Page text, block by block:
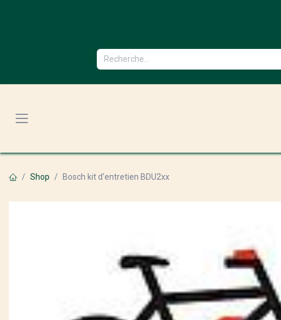
Shop Bosch kit d'entretien BDU2xx